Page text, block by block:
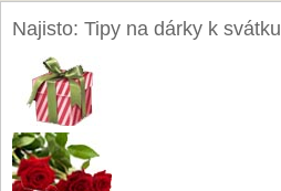
Najisto: Tipy na dárky k svátku